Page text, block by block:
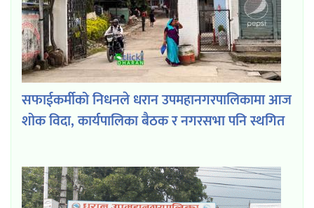
सफाईकर्मीको निधनले धरान उपमहानगरपालिकामा आज
शोक विदा, कार्यपालिका बैठक र नगरसभा पनि स्थगित